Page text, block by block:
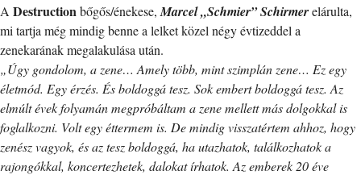
A Destructionbőgős/énekese, Marcel „Schmier” Schirmerelárulta,
mi tartja még mindig benne a lelket közel négy évtizeddel a
zenekarának megalakulása után.
„Úgy gondolom, a zene… Amely több, mint szimplán zene… Ez egy
életmód. Egy érzés. És boldoggá tesz. Sok embert boldoggá tesz. Az
elmúlt évek folyamán megpróbáltam a zene mellett más dolgokkal is
foglalkozni. Volt egy éttermem is. De mindig visszatértem ahhoz, hogy
zenész vagyok, és az tesz boldoggá, ha utazhatok, találkozhatok a
rajongókkal, koncertezhetek, dalokat írhatok. Az emberek 20 éve